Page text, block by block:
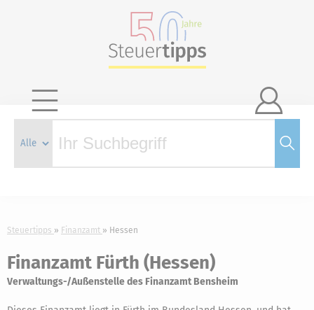

Steuertipps Finanzamt Hessen
Finanzamt Fürth (Hessen)
Verwaltungs-/Außenstelle des Finanzamt Bensheim